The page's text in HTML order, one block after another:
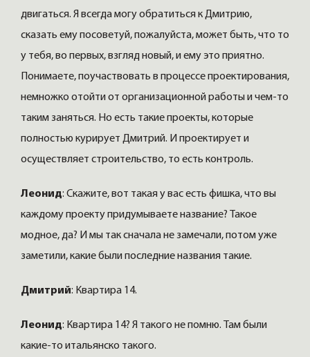
двигаться. Я всегда могу обратиться к Дмитрию,
сказать ему посоветуй, пожалуйста, может быть, что то
у тебя, во первых, взгляд новый, и ему это приятно.
Понимаете, поучаствовать в процессе проектирования,
немножко отойти от организационной работы и чем-то
таким заняться. Но есть такие проекты, которые
полностью курирует Дмитрий. И проектирует и
осуществляет строительство, то есть контроль.
Леонид: Скажите, вот такая у вас есть фишка, что вы
каждому проекту придумываете название? Такое
модное, да? И мы так сначала не замечали, потом уже
заметили, какие были последние названия такие.
Дмитрий: Квартира 14.
Леонид: Квартира 14? Я такого не помню. Там были
какие-то итальянско такого.